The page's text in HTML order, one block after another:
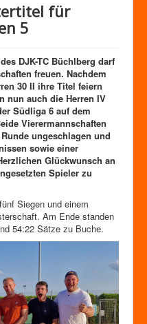
für
5
DJK-TC Büchlberg darf
freuen. Nachdem
30 II ihre Titel feiern
nun auch die Herren IV
Südliga 6 auf dem
Vierermannschaften
ungeschlagen und
sowie einer
Glückwunsch an
Spieler zu
Siegen und einem
Am Ende standen
54:22 Sätze zu Buche.